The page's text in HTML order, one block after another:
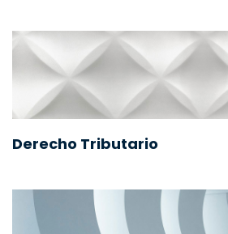
Derecho Tributario